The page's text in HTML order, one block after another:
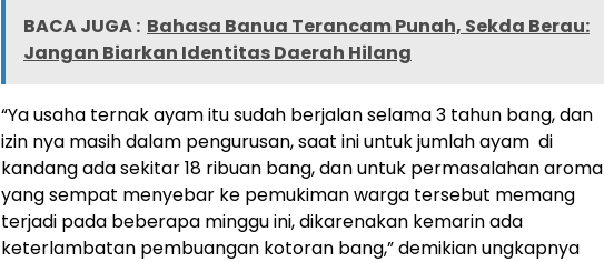
BACA JUGA : Bahasa Banua Terancam Punah, Sekda Berau:
Jangan Biarkan Identitas Daerah Hilang
“Ya usaha ternak ayam itu sudah berjalan selama 3 tahun bang, dan
izin nya masih dalam pengurusan, saat ini untuk jumlah ayam di
kandang ada sekitar 18 ribuan bang, dan untuk permasalahan aroma
yang sempat menyebar ke pemukiman warga tersebut memang
terjadi pada beberapa minggu ini, dikarenakan kemarin ada
keterlambatan pembuangan kotoran bang,” demikian ungkapnya